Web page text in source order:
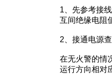
1、先参考接
互间绝缘电阻
2、接通电源
在无火警的情
运行方向相对